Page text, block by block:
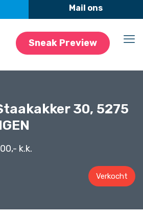
Sneak Preview
30, 5275
k.k.
Verkocht